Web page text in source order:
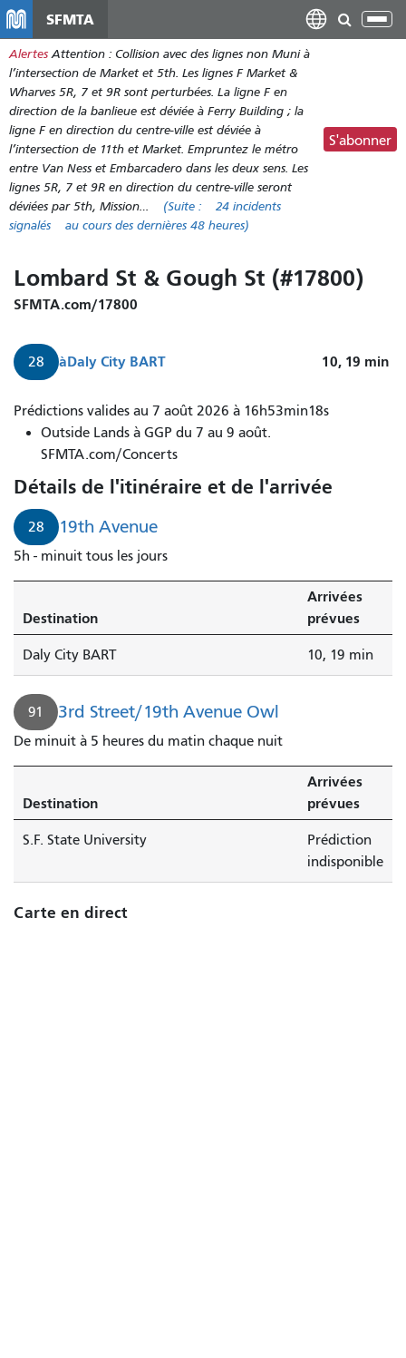
contenu
principal
SFMTA
Alertes Attention : Collision avec des lignes non Muni à
l’intersection de Market et 5th. Les lignes F Market &
Wharves 5R, 7 et 9R sont perturbées. La ligne F en
direction de la banlieue est déviée à Ferry Building ; la
ligne F en direction du centre-ville est déviée à
l’intersection de 11th et Market. Empruntez le métro
entre Van Ness et Embarcadero dans les deux sens. Les
lignes 5R, 7 et 9R en direction du centre-ville seront
déviées par 5th, Mission…
(Suite :
24 incidents
signalés
au cours des dernières 48 heures)
S'abonner
Lombard St & Gough St (#17800)
SFMTA.com/17800
28 àDaly City BART 10, 19 min
Prédictions valides au 7 août 2026 à 16h53min18s
Outside Lands à GGP du 7 au 9 août.
SFMTA.com/Concerts
Détails de l'itinéraire et de l'arrivée
28 19th Avenue
5h - minuit tous les jours
Destination
Arrivées
prévues
Daly City BART 10, 19 min
91 3rd Street/19th Avenue Owl
De minuit à 5 heures du matin chaque nuit
Destination
Arrivées
prévues
S.F. State University
Prédiction
indisponible
Carte en direct